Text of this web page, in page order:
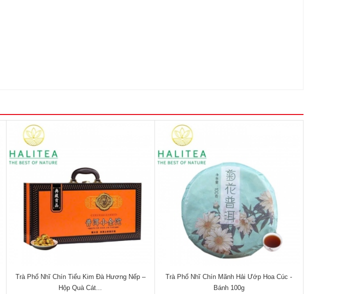
Trà Phổ Nhĩ Chín Tiểu Kim Đà Hương Nếp –
Hộp Quà Cát...
Trà Phổ Nhĩ Chín Mãnh Hải Ướp Hoa Cúc -
Bánh 100g